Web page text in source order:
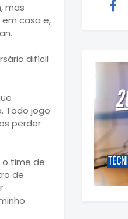
mas
casa e,
difícil
Todo jogo
perder
o time de
de